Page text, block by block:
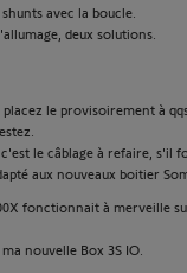
avec la boucle.
deux solutions.
le provisoirement à
le câblage à refaire, s'il
aux nouveaux boitier
fonctionnait à merveille
nouvelle Box 3S IO.